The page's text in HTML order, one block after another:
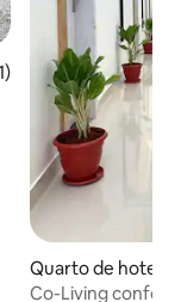
avaliação média
Quarto de hotel ⋅
alle (M)
Co-Living